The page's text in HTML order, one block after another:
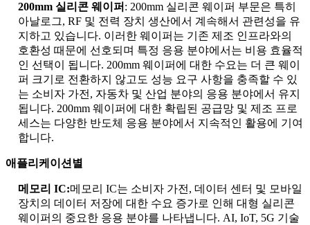
200mm 실리콘 웨이퍼 : 200mm 실리콘 웨이퍼 부문은 특히
아날로그, RF 및 전력 장치 생산에서 계속해서 관련성을 유
지하고 있습니다. 이러한 웨이퍼는 기존 제조 인프라와의
호환성 때문에 선호되며 특정 응용 분야에서는 비용 효율적
인 선택이 됩니다. 200mm 웨이퍼에 대한 수요는 더 큰 웨이
퍼 크기로 전환하지 않고도 성능 요구 사항을 충족할 수 있
는 소비자 가전, 자동차 및 산업 분야의 응용 분야에서 유지
됩니다. 200mm 웨이퍼에 대한 확립된 공급망 및 제조 프로
세스는 다양한 반도체 응용 분야에서 지속적인 활용에 기여
합니다.
애플리케이션별
메모리 IC:메모리 IC는 소비자 가전, 데이터 센터 및 모바일
장치의 데이터 저장에 대한 수요 증가로 인해 대형 실리콘
웨이퍼의 중요한 응용 분야를 나타냅니다. AI, IoT, 5G 기술